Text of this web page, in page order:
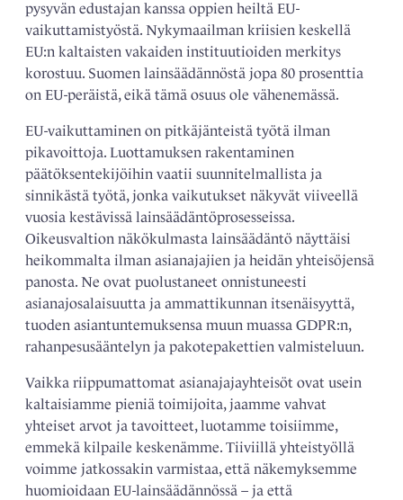
pysyvän edustajan kanssa oppien heiltä EU-
vaikuttamistyöstä. Nykymaailman kriisien keskellä
EU:n kaltaisten vakaiden instituutioiden merkitys
korostuu. Suomen lainsäädännöstä jopa 80 prosenttia
on EU-peräistä, eikä tämä osuus ole vähenemässä.
EU-vaikuttaminen on pitkäjänteistä työtä ilman
pikavoittoja. Luottamuksen rakentaminen
päätöksentekijöihin vaatii suunnitelmallista ja
sinnikästä työtä, jonka vaikutukset näkyvät viiveellä
vuosia kestävissä lainsäädäntöprosesseissa.
Oikeusvaltion näkökulmasta lainsäädäntö näyttäisi
heikommalta ilman asianajajien ja heidän yhteisöjensä
panosta. Ne ovat puolustaneet onnistuneesti
asianajosalaisuutta ja ammattikunnan itsenäisyyttä,
tuoden asiantuntemuksensa muun muassa GDPR:n,
rahanpesusääntelyn ja pakotepakettien valmisteluun.
Vaikka riippumattomat asianajajayhteisöt ovat usein
kaltaisiamme pieniä toimijoita, jaamme vahvat
yhteiset arvot ja tavoitteet, luotamme toisiimme,
emmekä kilpaile keskenämme. Tiiviillä yhteistyöllä
voimme jatkossakin varmistaa, että näkemyksemme
huomioidaan EU-lainsäädännössä – ja että